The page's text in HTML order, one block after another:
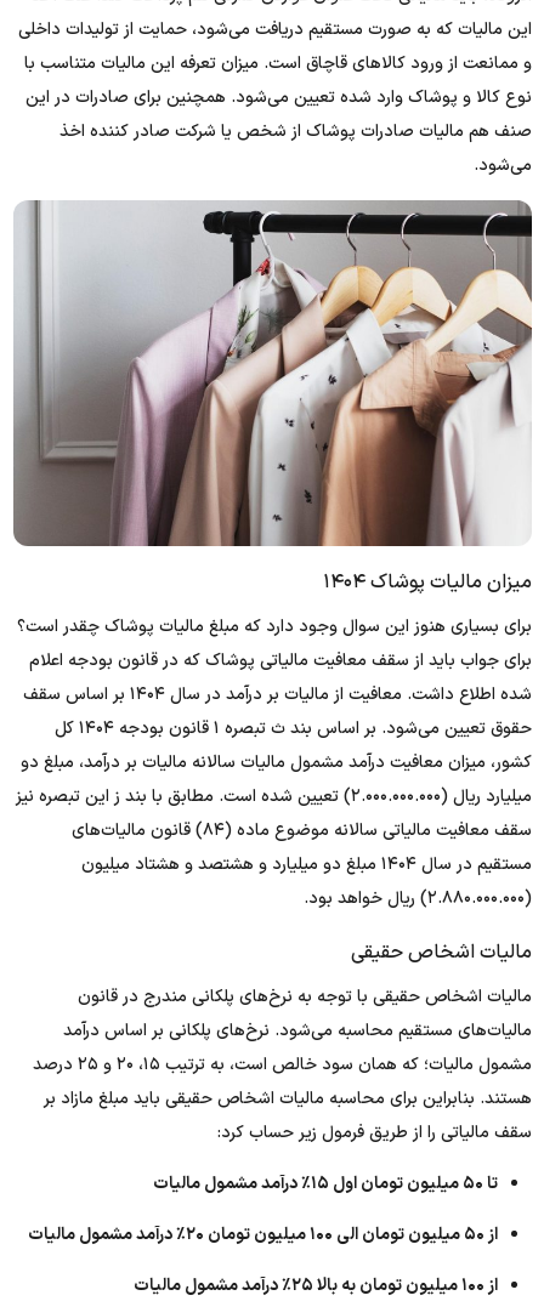
این مالیات که به صورت مستقیم دریافت می‌شود، حمایت از تولیدات داخلی
و ممانعت از ورود کالاهای قاچاق است. میزان تعرفه این مالیات متناسب با
نوع کالا و پوشاک وارد شده تعیین می‌شود. همچنین برای صادرات در این
صنف هم مالیات صادرات پوشاک از شخص یا شرکت صادر کننده اخذ
می‌شود.
میزان مالیات پوشاک ۱۴۰۴
برای بسیاری هنوز این سوال وجود دارد که مبلغ مالیات پوشاک چقدر است؟
برای جواب باید از سقف معافیت مالیاتی پوشاک که در قانون بودجه اعلام
شده اطلاع داشت. معافیت از مالیات بر درآمد در سال ۱۴۰۴ بر اساس سقف
حقوق تعیین می‌شود. بر اساس بند ث تبصره ۱ قانون بودجه ۱۴۰۴ کل
کشور، میزان معافیت درآمد مشمول مالیات سالانه مالیات بر درآمد، مبلغ دو
میلیارد ریال (۲.۰۰۰.۰۰۰.۰۰۰) تعیین شده است. مطابق با بند ز این تبصره نیز
سقف معافیت مالیاتی سالانه موضوع ماده ‌(۸۴) قانون مالیات‌های
مستقیم در سال ۱۴۰۴ مبلغ دو میلیارد و هشتصد و هشتاد میلیون
‌(۲.۸۸۰.۰۰۰.۰۰۰) ریال خواهد بود.
مالیات اشخاص حقیقی
مالیات اشخاص حقیقی با توجه به نرخ‌های پلکانی مندرج در قانون
مالیات‌های مستقیم محاسبه می‌شود. نرخ‌‌های پلکانی بر اساس درآمد
مشمول مالیات؛ که همان سود خالص است، به ترتیب ۱۵، ۲۰ و ۲۵ درصد
هستند. بنابراین برای محاسبه مالیات اشخاص حقیقی باید مبلغ مازاد بر
سقف مالیاتی را از طریق فرمول زیر حساب کرد:
تا ۵۰ میلیون تومان اول ۱۵٪ درآمد مشمول مالیات
از ۵۰ میلیون تومان الی ۱۰۰ میلیون تومان ۲۰٪ درآمد مشمول مالیات
از ۱۰۰ میلیون تومان به بالا ۲۵٪ درآمد مشمول مالیات